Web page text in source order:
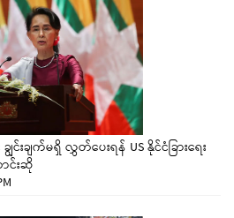
င်းချက်မရှိ လွှတ်ပေးရန် US နိုင်ငံခြားရေး
င်းဆို